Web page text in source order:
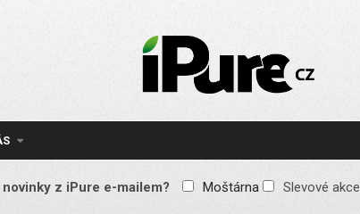
IPURE.CZ
Prémiový Apple e-
reklamy, žádné
obsah pro všechny
z iPure e-mailem? Moštárna Slevové akce